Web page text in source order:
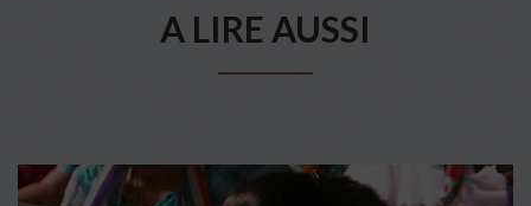
A LIRE AUSSI